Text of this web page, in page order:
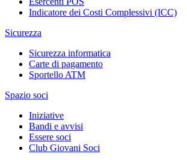
Indicatore dei Costi Complessivi (ICC)
Sicurezza
Sicurezza informatica
Carte di pagamento
Sportello ATM
Spazio soci
Iniziative
Bandi e avvisi
Essere soci
Club Giovani Soci